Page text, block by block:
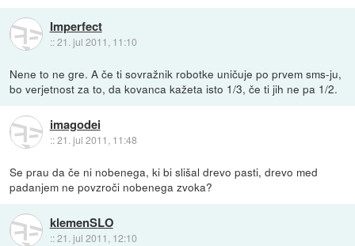
Imperfect
::21. jul 2011, 11:10
Nene to ne gre. A če ti sovražnik robotke uničuje po prvem sms-ju,
bo verjetnost za to, da kovanca kažeta isto 1/3, če ti jih ne pa 1/2.
imagodei
::21. jul 2011, 11:48
Se prau da če ni nobenega, ki bi slišal drevo pasti, drevo med
padanjem ne povzroči nobenega zvoka?
klemenSLO
::21. jul 2011, 12:10